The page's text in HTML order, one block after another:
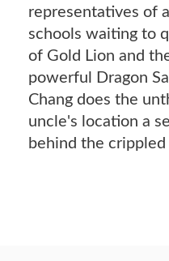
representatives of
schools waiting to
of Gold Lion and
powerful Dragon
Chang does the
uncle's location a
behind the crippled